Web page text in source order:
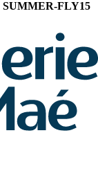
SUMMER-FLY15